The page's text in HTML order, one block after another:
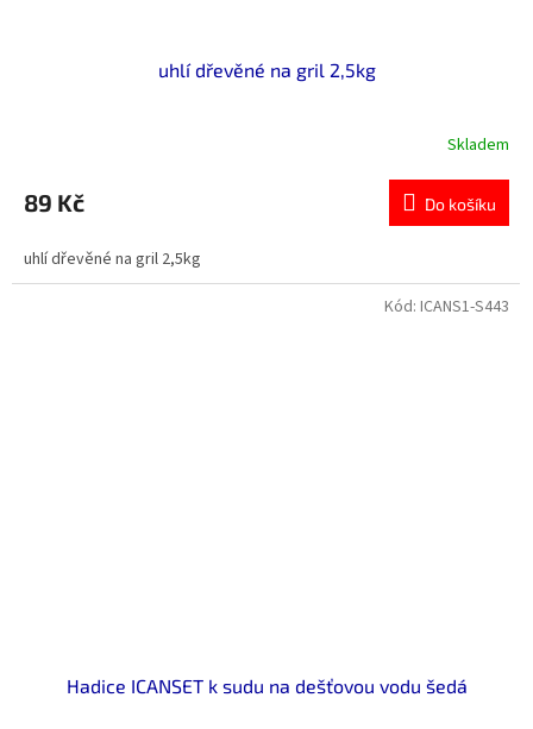
uhlí dřevěné na gril 2,5kg
produktu
je
z
5
Skladem
89 Kč Do košíku
uhlí dřevěné na gril 2,5kg
Hadice ICANSET k sudu na dešťovou vodu šedá
Kód: ICANS1-S443